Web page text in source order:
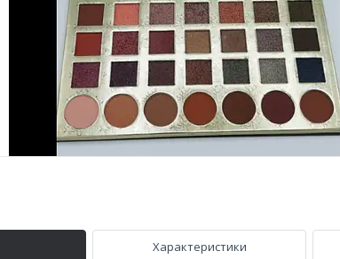
Характеристики